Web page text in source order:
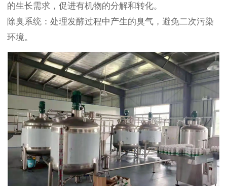
的生长需求，促进有机物的分解和转化。
除臭系统：处理发酵过程中产生的臭气，避免二次污染
环境。